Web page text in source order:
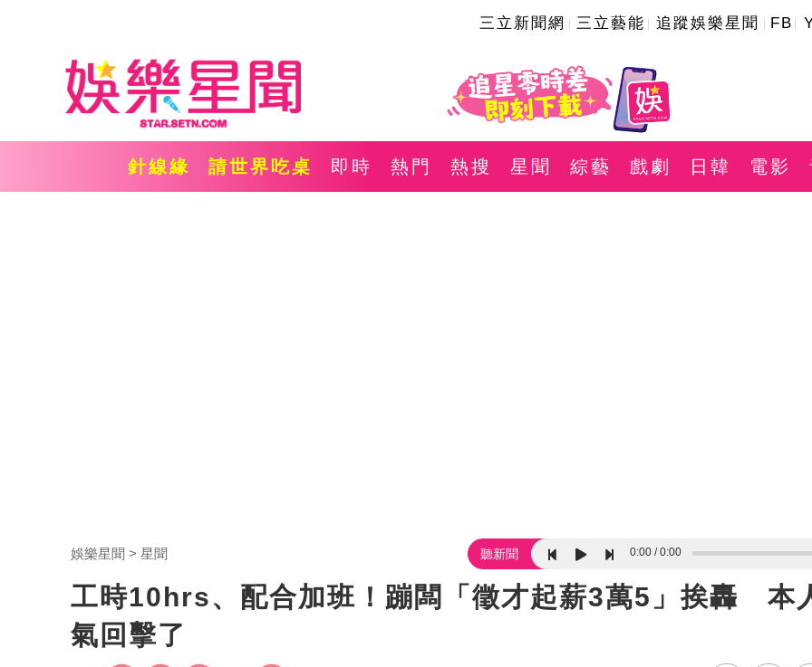
三立新聞網 三立藝能 追蹤娛樂星聞 FB
針線緣 請世界吃桌 即時 熱門 熱搜 星聞 綜藝 戲劇 日韓 電影
娛樂星聞 星聞 聽新聞 0:00 0:00
工時10hrs、配合加班！蹦闆「徵才起薪3萬5」挨轟 本
氣回擊了